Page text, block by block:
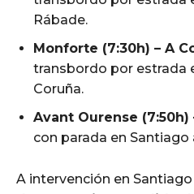
Rábade.
Monforte (7:30h) – A
transbordo por estrada
Coruña.
Avant Ourense (7:50h)
con parada en Santiago
A intervención en